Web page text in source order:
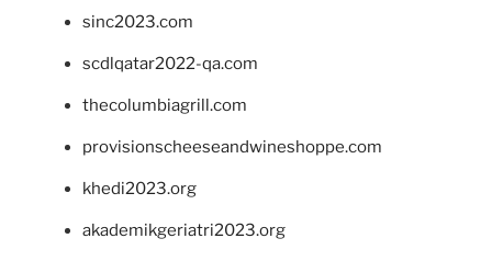
sinc2023.com
scdlqatar2022-qa.com
thecolumbiagrill.com
provisionscheeseandwineshoppe.com
khedi2023.org
akademikgeriatri2023.org